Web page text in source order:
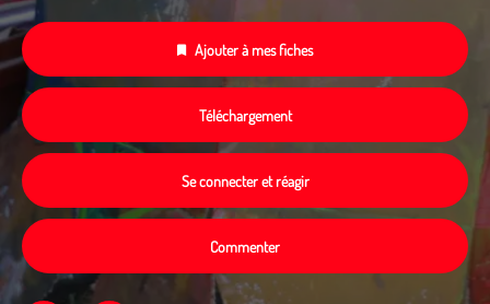
Ajouter à mes fiches
Téléchargement
Se connecter et réagir
Commenter